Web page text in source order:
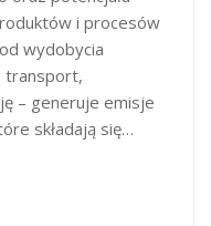
i procesów
wydobycia
transport,
– generuje emisje
składają się…